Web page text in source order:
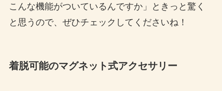
こんな機能がついているんですか」ときっと驚く
と思うので、ぜひチェックしてくださいね！
着脱可能のマグネット式アクセサリー